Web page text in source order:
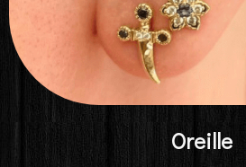
Oreille